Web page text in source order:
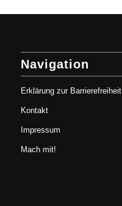
Navigation
Erklärung zur Barrierefreiheit
Kontakt
Impressum
Mach mit!